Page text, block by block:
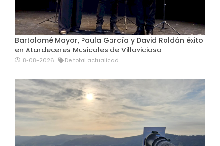
Bartolomé Mayor, Paula García y David Roldán éxito
en Atardeceres Musicales de Villaviciosa
8-08-2026 De total actualidad